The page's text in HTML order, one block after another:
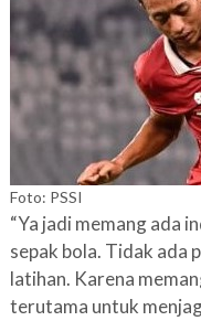
Foto: PSSI
“Ya jadi memang ada
sepak bola. Tidak ada
latihan. Karena
terutama untuk